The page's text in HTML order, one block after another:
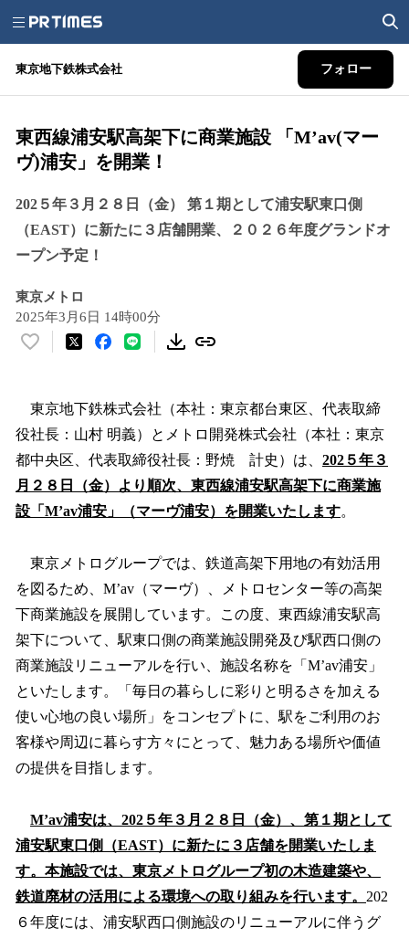
東京地下鉄株式会社 フォロー
東西線浦安駅高架下に商業施設 「M’av(マー
ヴ)浦安」を開業！
202５年３月２８日（金） 第１期として浦安駅東口側
（EAST）に新たに３店舗開業、２０２６年度グランドオ
ープン予定！
東京メトロ
2025年3月6日 14時00分
い
！
数
を
読
み
込
み
で
す
東京地下鉄株式会社（本社：東京都台東区、代表取締
役社長：山村 明義）とメトロ開発株式会社（本社：東京
都中央区、代表取締役社長：野焼 計史）は、 202５年３
月２８日（金）より順次、東西線浦安駅高架下に商業施
設「M’av浦安」（マーヴ浦安）を開業いたします。
東京メトログループでは、鉄道高架下用地の有効活用
を図るため、M’av（マーヴ）、メトロセンター等の高架
下商業施設を展開しています。この度、東西線浦安駅高
架下について、駅東口側の商業施設開発及び駅西口側の
商業施設リニューアルを行い、施設名称を「M’av浦安」
といたします。「毎日の暮らしに彩りと明るさを加える
使い心地の良い場所」をコンセプトに、駅をご利用のお
客様や周辺に暮らす方々にとって、魅力ある場所や価値
の提供を目指します。
M’av浦安は、202５年３月２８日（金）、第１期として
浦安駅東口側（EAST）に新たに３店舗を開業いたしま
す。本施設では、東京メトログループ初の木造建築や、
鉄道廃材の活用による環境への取り組みを行います。 202
６年度には、浦安駅西口側施設のリニューアルに伴うグ